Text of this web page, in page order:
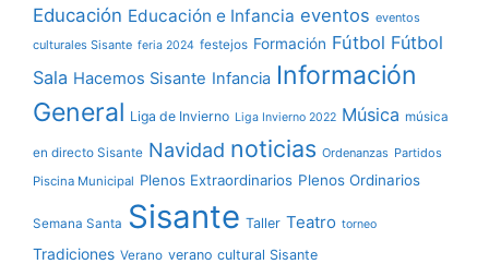
Educación Educación e Infancia eventos eventos
culturales Sisante feria 2024 festejos Formación Fútbol Fútbol
Sala Hacemos Sisante Infancia Información
General Liga de Invierno Liga Invierno 2022 Música música
en directo Sisante Navidad noticias Ordenanzas Partidos
Piscina Municipal Plenos Extraordinarios Plenos Ordinarios
Semana Santa Sisante Taller Teatro torneo
Tradiciones Verano verano cultural Sisante